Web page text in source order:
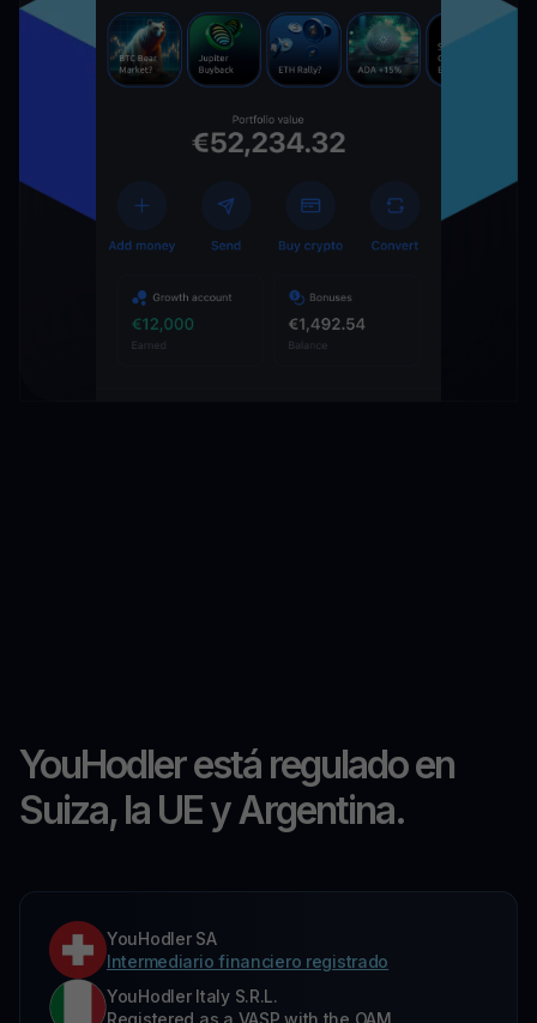
YouHodler está regulado en
Suiza, la UE y Argentina.
YouHodler SA
Intermediario financiero registrado
YouHodler Italy S.R.L.
Registered as a VASP with the OAM